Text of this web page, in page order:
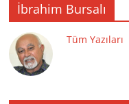
İbrahim Bursalı
Tüm Yazıları